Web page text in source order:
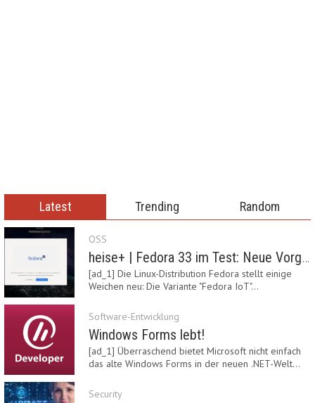
Latest Trending Random
OSS
heise+ | Fedora 33 im Test: Neue Vorgaben mit Btrfs, Systemd-Resolved und zRAM
[ad_1] Die Linux-Distribution Fedora stellt einige
Weichen neu: Die Variante "Fedora IoT"…
Software-Entwicklung
Windows Forms lebt!
[ad_1] Überraschend bietet Microsoft nicht einfach
das alte Windows Forms in der neuen .NET-Welt…
Security